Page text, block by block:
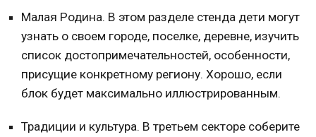
Малая Родина. В этом разделе стенда дети могут
узнать о своем городе, поселке, деревне, изучить
список достопримечательностей, особенности,
присущие конкретному региону. Хорошо, если
блок будет максимально иллюстрированным.
Традиции и культура. В третьем секторе соберите